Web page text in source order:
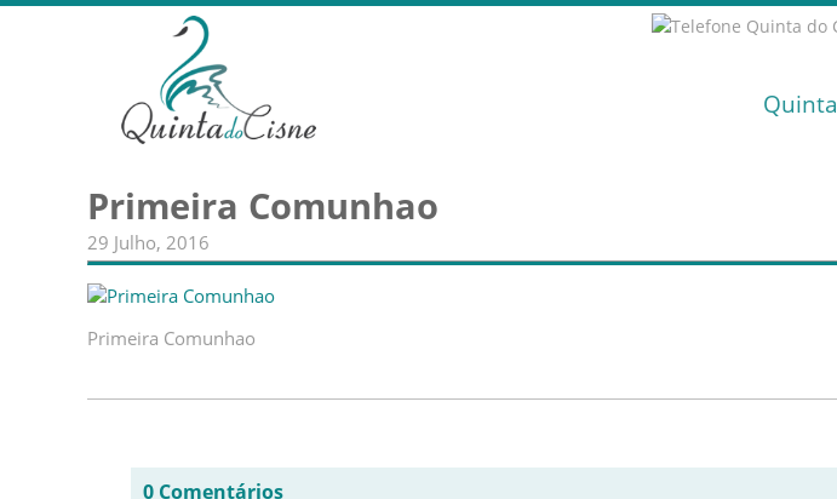
Quinta
Primeira Comunhao
29 Julho, 2016
Primeira Comunhao
0 Comentários